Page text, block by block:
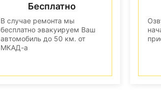
Бесплатно
В случае ремонта мы
бесплатно эвакуируем Ваш
автомобиль до 50 км. от
МКАД-а